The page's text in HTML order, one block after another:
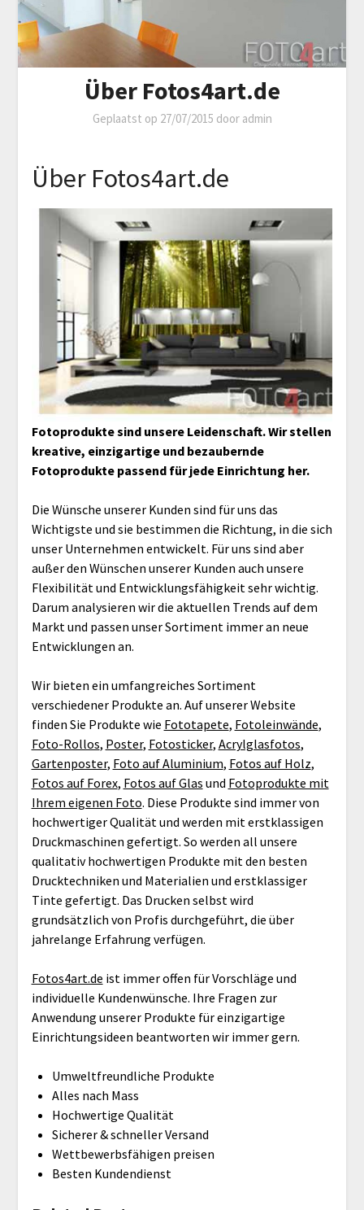
Über Fotos4art.de
Geplaatst op 27/07/2015 door admin
Über Fotos4art.de
Fotoprodukte sind unsere Leidenschaft. Wir stellen
kreative, einzigartige und bezaubernde
Fotoprodukte passend für jede Einrichtung her.
Die Wünsche unserer Kunden sind für uns das
Wichtigste und sie bestimmen die Richtung, in die sich
unser Unternehmen entwickelt. Für uns sind aber
außer den Wünschen unserer Kunden auch unsere
Flexibilität und Entwicklungsfähigkeit sehr wichtig.
Darum analysieren wir die aktuellen Trends auf dem
Markt und passen unser Sortiment immer an neue
Entwicklungen an.
Wir bieten ein umfangreiches Sortiment
verschiedener Produkte an. Auf unserer Website
finden Sie Produkte wie Fototapete, Fotoleinwände,
Foto-Rollos, Poster, Fotosticker, Acrylglasfotos,
Gartenposter, Foto auf Aluminium, Fotos auf Holz,
Fotos auf Forex, Fotos auf Glas und Fotoprodukte mit
Ihrem eigenen Foto. Diese Produkte sind immer von
hochwertiger Qualität und werden mit erstklassigen
Druckmaschinen gefertigt. So werden all unsere
qualitativ hochwertigen Produkte mit den besten
Drucktechniken und Materialien und erstklassiger
Tinte gefertigt. Das Drucken selbst wird
grundsätzlich von Profis durchgeführt, die über
jahrelange Erfahrung verfügen.
Fotos4art.de ist immer offen für Vorschläge und
individuelle Kundenwünsche. Ihre Fragen zur
Anwendung unserer Produkte für einzigartige
Einrichtungsideen beantworten wir immer gern.
Umweltfreundliche Produkte
Alles nach Mass
Hochwertige Qualität
Sicherer & schneller Versand
Wettbewerbsfähigen preisen
Besten Kundendienst